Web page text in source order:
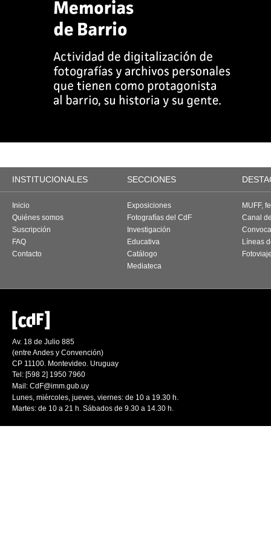
INSTITUCIONALES SECCIONES
Inicio
Quiénes somos
Suscripción
FAQ
Contacto
Exposiciones
Fotografías del CdF
Investigación
Educativa
Catálogo
Mediateca
MUFF,
Canal
Líneas
Av. 18 de Julio 885
(entre Andes y Convención)
CP 11100. Montevideo. Uruguay
Tel: [598 2] 1950 7960
Mail: CdF@imm.gub.uy
Lunes, miércoles, jueves, viernes: de 10 a 19.30 h.
Martes: de 10 a 21 h. Sábados de 9.30 a 14.30 h.